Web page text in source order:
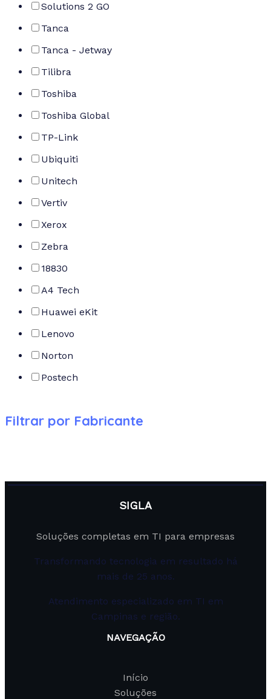
Solutions 2 GO
Tanca
Tanca - Jetway
Tilibra
Toshiba
Toshiba Global
TP-Link
Ubiquiti
Unitech
Vertiv
Xerox
Zebra
18830
A4 Tech
Huawei eKit
Lenovo
Norton
Postech
Filtrar por Fabricante
SIGLA
Soluções completas em TI para empresas
Transformando tecnologia em resultado há
mais de 25 anos.
Atendimento especializado em TI em
Campinas e região.
NAVEGAÇÃO
Início
Soluções